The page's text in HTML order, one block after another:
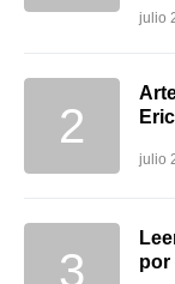
julio
julio
por